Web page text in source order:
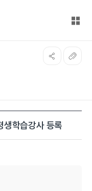
전체
생학습강사 등록